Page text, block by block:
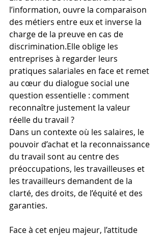
l’information, ouvre la comparaison
des métiers entre eux et inverse la
charge de la preuve en cas de
discrimination.Elle oblige les
entreprises à regarder leurs
pratiques salariales en face et remet
au cœur du dialogue social une
question essentielle : comment
reconnaître justement la valeur
réelle du travail ?
Dans un contexte où les salaires, le
pouvoir d’achat et la reconnaissance
du travail sont au centre des
préoccupations, les travailleuses et
les travailleurs demandent de la
clarté, des droits, de l’équité et des
garanties.
Face à cet enjeu majeur, l’attitude